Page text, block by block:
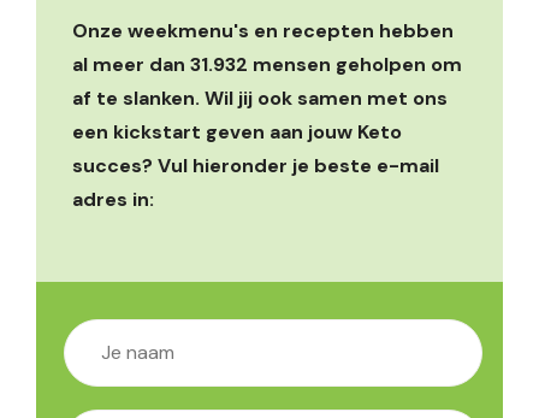
Onze weekmenu's en recepten hebben
al meer dan 31.932 mensen geholpen om
af te slanken. Wil jij ook samen met ons
een kickstart geven aan jouw Keto
succes? Vul hieronder je beste e-mail
adres in: